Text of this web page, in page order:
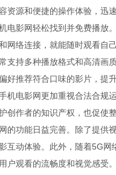
资源和便捷的操作体验，迅
电影网轻松找到并免费播放
网络连接，就能随时观看自
支持多种播放格式和高清画
好推荐符合口味的影片，提
机电影网更加重视合法合规
创作者的知识产权，也促使
的功能日益完善。除了提供
互动体验。此外，随着5G
户观看的流畅度和视觉感受